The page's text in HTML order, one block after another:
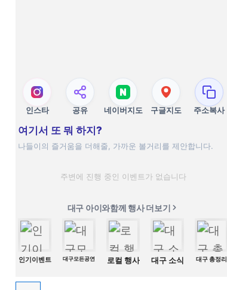
인스타 공유 네이버지도 구글지도 주소복사
여기서 또 뭐 하지?
나들이의 즐거움을 더해줄, 가까운 볼거리를 제안합니다.
주변에 진행 중인 이벤트가 없습니다
대구 아이와함께 행사 더보기
인기이벤트 대구모든공연 로컬 행사 대구 소식 대구 총정리